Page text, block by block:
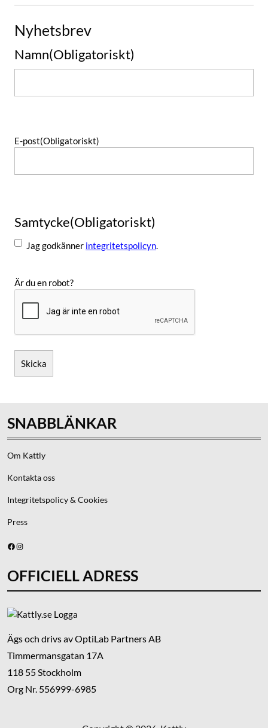
Nyhetsbrev
Namn(Obligatoriskt)
E-post(Obligatoriskt)
Samtycke(Obligatoriskt)
Jag godkänner integritetspolicyn.
Är du en robot?
Skicka
SNABBLÄNKAR
Om Kattly
Kontakta oss
Integritetspolicy & Cookies
Press
Facebook
Instagram
OFFICIELL ADRESS
Ägs och drivs av OptiLab Partners AB
Timmermansgatan 17A
118 55 Stockholm
Org Nr. 556999-6985